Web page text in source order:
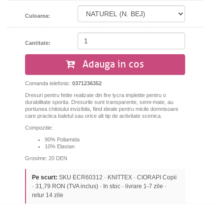
Culoarea:
Cantitate:
Adauga in cos
Comanda telefonic: 0371236352
Dresuri pentru fetite realizate din fire lycra impletite pentru o
durabilitate sporita. Dresurile sunt transparente, semi-mate, au
portiunea chilotului invizibila, fiind ideale pentru micile domnisoare
care practica baletul sau orice alt tip de activitate scenica.
Compozitie:
90% Poliamida
10% Elastan
Grosime: 20 DEN
Pe scurt: SKU ECR60312 · KNITTEX · CIORAPI Copii
· 31,79 RON (TVA inclus) · In stoc · livrare 1-7 zile ·
retur 14 zile